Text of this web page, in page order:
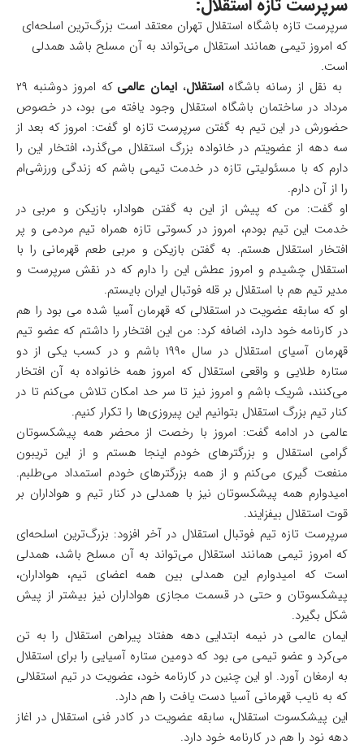
سرپرست تازه باشگاه استقلال تهران معتقد است بزرگ‌ترین اسلحه‌ای
که امروز تیمی همانند استقلال می‌تواند به آن مسلح باشد همدلی
است.
به نقل از رسانه باشگاهاستقلال،ایمان عالمی
که امروز دوشنبه ۲۹
مرداد در ساختمان باشگاه استقلال وجود یافته می بود، در خصوص
حضورش در این تیم به گفتن سرپرست تازه او گفت: امروز که بعد از
سه دهه از عضویتم در خانواده بزرگ استقلال می‌گذرد، افتخار این را
دارم که با مسئولیتی تازه در خدمت تیمی باشم که زندگی ورزشی‌ام
را از آن دارم.
او گفت: من که پیش از این به گفتن هوادار، بازیکن و مربی در
خدمت این تیم بودم، امروز در کسوتی تازه همراه تیم مردمی و پر
افتخار استقلال هستم. به گفتن بازیکن و مربی طعم قهرمانی را با
استقلال چشیدم و امروز عطش این را دارم که در نقش سرپرست و
مدیر تیم هم با استقلال بر قله فوتبال ایران بایستم.
او که سابقه عضویت در استقلالی که قهرمان آسیا شده می بود را هم
در کارنامه خود دارد، اضافه کرد: من این افتخار را داشتم که عضو تیم
قهرمان آسیای استقلال در سال ۱۹۹۰ باشم و در کسب یکی از دو
ستاره طلایی و واقعی استقلال که امروز همه خانواده به آن افتخار
می‌کنند، شریک باشم و امروز نیز تا سر حد امکان تلاش می‌کنم تا در
کنار تیم بزرگ استقلال بتوانیم این پیروزی‌ها را تکرار کنیم.
عالمی در ادامه گفت: امروز با رخصت از محضر همه پیشکسوتان
گرامی استقلال و بزرگترهای خودم اینجا هستم و از این تریبون
منفعت گیری می‌کنم و از همه بزرگترهای خودم استمداد می‌طلبم.
امیدوارم همه پیشکسوتان نیز با همدلی در کنار تیم و هواداران بر
قوت استقلال بیفزایند.
سرپرست تازه تیم فوتبال استقلال در آخر افزود: بزرگ‌ترین اسلحه‌ای
که امروز تیمی همانند استقلال می‌تواند به آن مسلح باشد، همدلی
است که امیدوارم این همدلی بین همه اعضای تیم، هواداران،
پیشکسوتان و حتی در قسمت مجازی هواداران نیز بیشتر از پیش
شکل بگیرد.
ایمان عالمی در نیمه ابتدایی دهه هفتاد پیراهن استقلال را به تن
می‌کرد و عضو تیمی می بود که دومین ستاره آسیایی را برای استقلال
به ارمغان آورد. او این چنین در کارنامه خود، عضویت در تیم استقلالی
که به نایب قهرمانی آسیا دست یافت را هم دارد.
این پیشکسوت استقلال، سابقه عضویت در کادر فنی استقلال در اغاز
دهه نود را هم در کارنامه خود دارد.